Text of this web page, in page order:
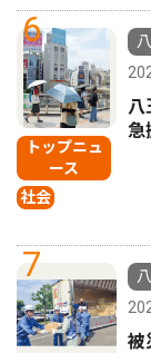
6
トップニュ
ース
社会
急
7
被